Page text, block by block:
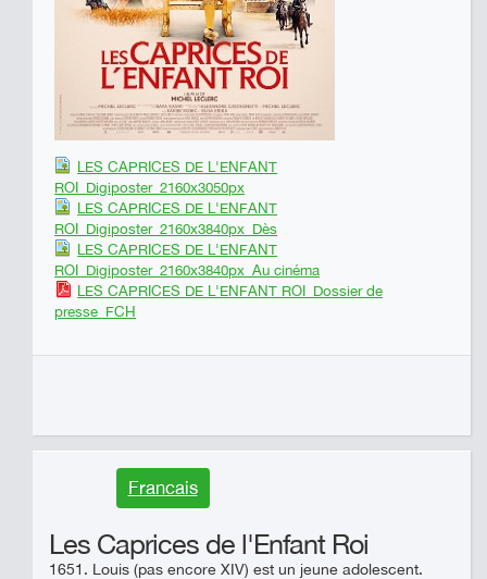
LES CAPRICES DE L'ENFANT
ROI_Digiposter_2160x3050px
LES CAPRICES DE L'ENFANT
ROI_Digiposter_2160x3840px_Dès
LES CAPRICES DE L'ENFANT
ROI_Digiposter_2160x3840px_Au cinéma
LES CAPRICES DE L'ENFANT ROI_Dossier de
presse_FCH
Francais
Les Caprices de l'Enfant Roi
1651. Louis (pas encore XIV) est un jeune adolescent.